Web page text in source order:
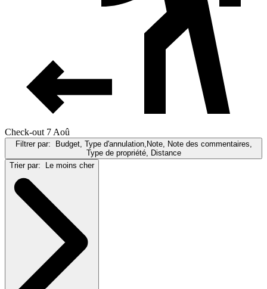
Check-out 7 Aoû
Filtrer par:
Budget, Type d'annulation,Note, Note des commentaires,
Type de propriété, Distance
Trier par:
Le moins cher